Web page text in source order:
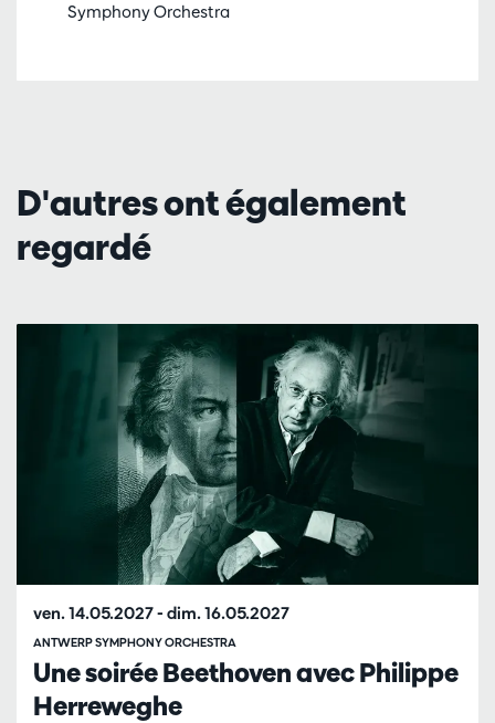
Symphony Orchestra
D'autres ont également
regardé
Une soirée Beethoven avec Philippe
Herreweghe
ANTWERP SYMPHONY ORCHESTRA
ven. 14.05.2027- dim. 16.05.2027